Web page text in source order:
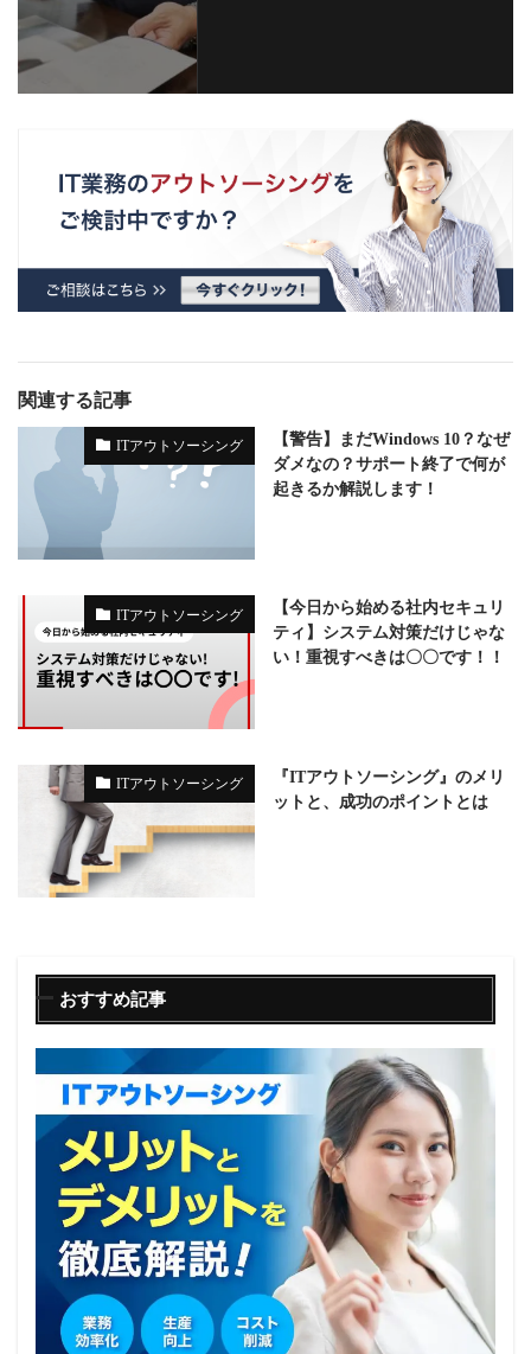
関連する記事
ITアウトソーシング
【警告】まだWindows 10？なぜ
ダメなの？サポート終了で何が
起きるか解説します！
ITアウトソーシング
【今日から始める社内セキュリ
ティ】システム対策だけじゃな
い！重視すべきは〇〇です！！
ITアウトソーシング
『ITアウトソーシング』のメリ
ットと、成功のポイントとは
おすすめ記事